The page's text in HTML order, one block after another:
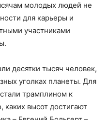
молодых людей не
для карьеры и
участниками
десятки тысяч человек,
уголках планеты. Для
трамплином к
каких высот достигают